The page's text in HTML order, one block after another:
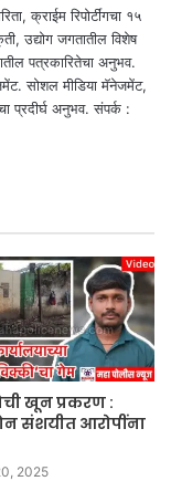
क्राईम रिपोर्टींगचा १५
उद्योग जगतातील विशेष
पत्रकारितेचा अनुभव.
सोशल मीडिया मॅनेजमेंट,
प्रदीर्घ अनुभव. संपर्क :
खून प्रकरण :
संशयीत आरोपींना
2025